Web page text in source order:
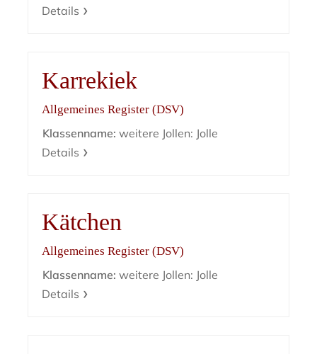
Details
Karrekiek
Allgemeines Register (DSV)
Klassenname: weitere Jollen: Jolle
Details
Kätchen
Allgemeines Register (DSV)
Klassenname: weitere Jollen: Jolle
Details